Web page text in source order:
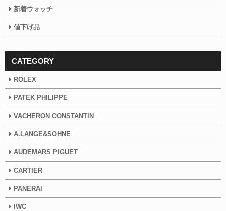
新着ウォッチ
値下げ品
CATEGORY
ROLEX
PATEK PHILIPPE
VACHERON CONSTANTIN
A.LANGE&SOHNE
AUDEMARS PIGUET
CARTIER
PANERAI
IWC